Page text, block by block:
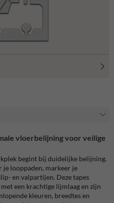
vloerbelijning voor veilige
begint bij duidelijke belijning.
je looppaden, markeer je
en valpartijen. Deze tapes
een krachtige lijmlaag en zijn
kleuren, breedtes en